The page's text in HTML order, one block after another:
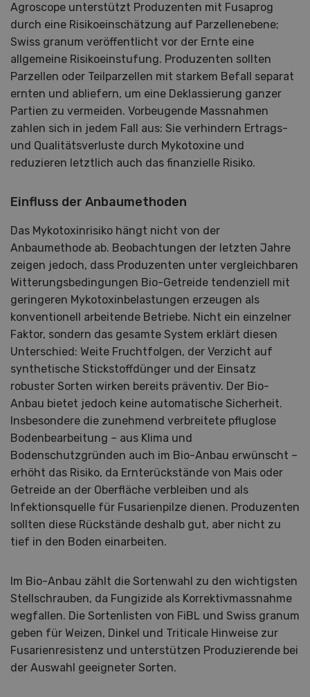
Agroscope unterstützt Produzenten mit Fusaprog
durch eine Risikoeinschätzung auf Parzellenebene;
Swiss granum veröffentlicht vor der Ernte eine
allgemeine Risikoeinstufung. Produzenten sollten
Parzellen oder Teilparzellen mit starkem Befall separat
ernten und abliefern, um eine Deklassierung ganzer
Partien zu vermeiden. Vorbeugende Massnahmen
zahlen sich in jedem Fall aus: Sie verhindern Ertrags-
und Qualitätsverluste durch Mykotoxine und
reduzieren letztlich auch das finanzielle Risiko.
Einfluss der Anbaumethoden
Das Mykotoxinrisiko hängt nicht von der
Anbaumethode ab. Beobachtungen der letzten Jahre
zeigen jedoch, dass Produzenten unter vergleichbaren
Witterungsbedingungen Bio-Getreide tendenziell mit
geringeren Mykotoxinbelastungen erzeugen als
konventionell arbeitende Betriebe. Nicht ein einzelner
Faktor, sondern das gesamte System erklärt diesen
Unterschied: Weite Fruchtfolgen, der Verzicht auf
synthetische Stickstoffdünger und der Einsatz
robuster Sorten wirken bereits präventiv. Der Bio-
Anbau bietet jedoch keine automatische Sicherheit.
Insbesondere die zunehmend verbreitete pfluglose
Bodenbearbeitung – aus Klima und
Bodenschutzgründen auch im Bio-Anbau erwünscht –
erhöht das Risiko, da Ernterückstände von Mais oder
Getreide an der Oberfläche verbleiben und als
Infektionsquelle für Fusarienpilze dienen. Produzenten
sollten diese Rückstände deshalb gut, aber nicht zu
tief in den Boden einarbeiten.
Im Bio-Anbau zählt die Sortenwahl zu den wichtigsten
Stellschrauben, da Fungizide als Korrektivmassnahme
wegfallen. Die Sortenlisten von FiBL und Swiss granum
geben für Weizen, Dinkel und Triticale Hinweise zur
Fusarienresistenz und unterstützen Produzierende bei
der Auswahl geeigneter Sorten.